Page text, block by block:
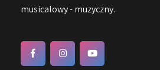
musicalowy - muzyczny.